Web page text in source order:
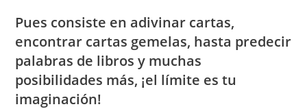
Pues consiste en adivinar cartas,
encontrar cartas gemelas, hasta predecir
palabras de libros y muchas
posibilidades más, ¡el límite es tu
imaginación!